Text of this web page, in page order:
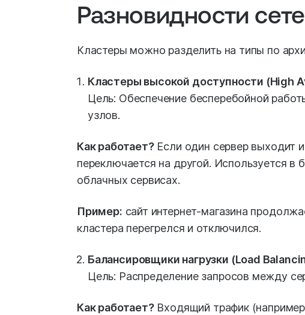
Разновидности
Кластеры можно разделить на типы по
Кластеры высокой доступности (High
Цель: Обеспечение бесперебойной
узлов.
Как работает?Если один сервер выходит
переключается на другой. Используется в
облачных сервисах.
Пример: сайт интернет-магазина
кластера перегрелся и отключился.
Балансировщики нагрузки (Load
Цель: Распределение запросов между
Как работает?Входящий трафик